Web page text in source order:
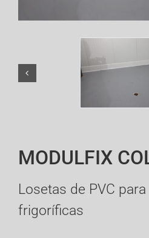
MODULFIX
Losetas de PVC
frigoríficas